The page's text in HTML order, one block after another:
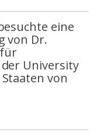
eine
von Dr.
University
von